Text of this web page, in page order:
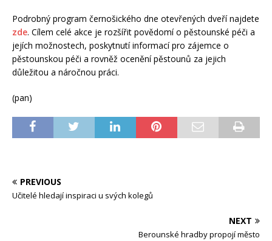
Podrobný program černošického dne otevřených dveří najdete
zde. Cílem celé akce je rozšířit povědomí o pěstounské péči a
jejích možnostech, poskytnutí informací pro zájemce o
pěstounskou péči a rovněž ocenění pěstounů za jejich
důležitou a náročnou práci.
(pan)
PREVIOUS
Učitelé hledají inspiraci u svých kolegů
NEXT
Berounské hradby propojí město